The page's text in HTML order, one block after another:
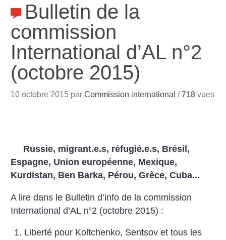
Bulletin de la
commission
International d’AL n°2
(octobre 2015)
10 octobre 2015 parCommission international /718 vues
Russie, migrant.e.s, réfugié.e.s, Brésil,
Espagne, Union européenne, Mexique,
Kurdistan, Ben Barka, Pérou, Grèce, Cuba...
A lire dans le Bulletin d’info de la commission
International d’AL n°2 (octobre 2015) :
Liberté pour Koltchenko, Sentsov et tous les